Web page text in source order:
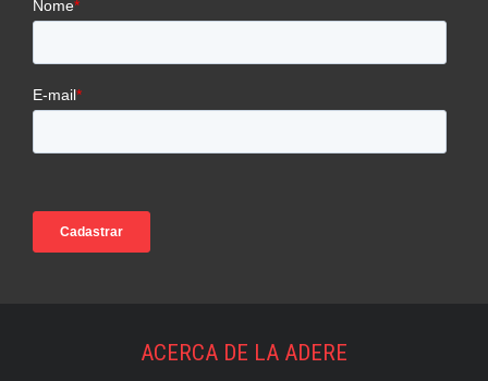
ACERCA DE LA ADERE